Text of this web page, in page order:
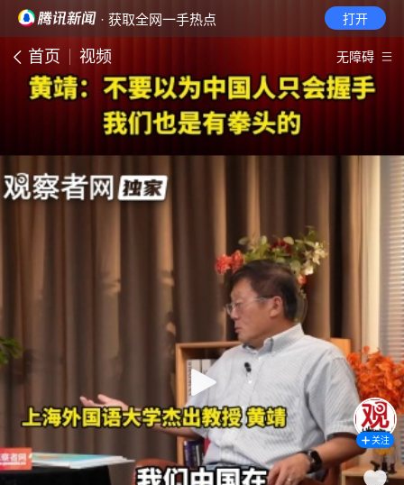
· 获取全网一手热点 打开
首页 视频 无障碍
关注